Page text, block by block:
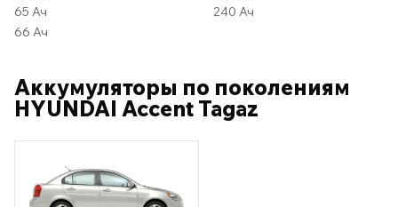
65 Ач
66 Ач
240 Ач
Аккумуляторы по поколениям
HYUNDAI Accent Tagaz